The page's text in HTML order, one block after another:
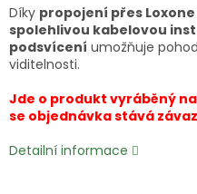
Díky propojení přes
spolehlivou kabelovou
podsvícení umožňuje
viditelnosti.
Jde o produkt vyráběný
se objednávka stává
Detailní informace